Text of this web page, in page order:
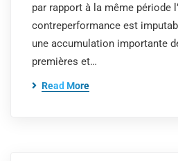
par rapport à la même période
contreperformance est
une accumulation importante
premières et…
Read More